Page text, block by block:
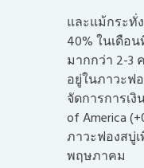
และแม้กระทั่
40% ในเดือ
มากกว่า 2-3
อยู่ในภาวะฟ
จัดการการเ
of America
ภาวะฟองสบู่
พฤษภาคม